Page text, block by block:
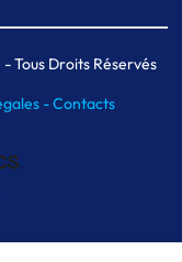
Tous Droits Réservés
-Contacts